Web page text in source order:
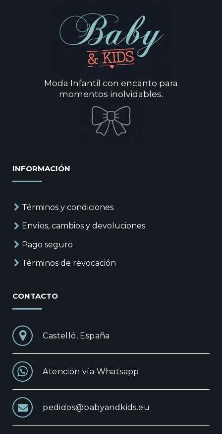
Moda Infantil con encanto para
momentos inolvidables.
INFORMACIÓN
Términos y condiciones
Envíos, cambios y devoluciones
Pago seguro
Términos de revocación
CONTACTO
Castelló, España
Atención vía Whatsapp
pedidos@babyandkids.eu